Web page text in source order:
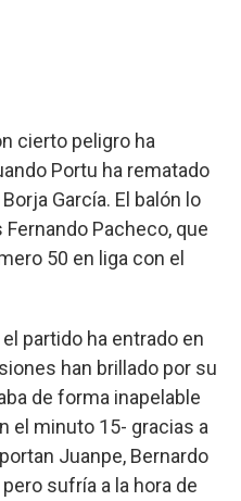
cierto peligro ha
Portu ha rematado
García. El balón lo
Pacheco, que
50 en liga con el
partido ha entrado en
han brillado por su
de forma inapelable
el minuto 15- gracias a
Juanpe, Bernardo
sufría a la hora de